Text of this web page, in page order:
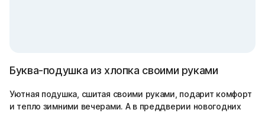
Буква-подушка из хлопка своими руками
Уютная подушка, сшитая своими руками, подарит комфорт
и тепло зимними вечерами. А в преддверии новогодних